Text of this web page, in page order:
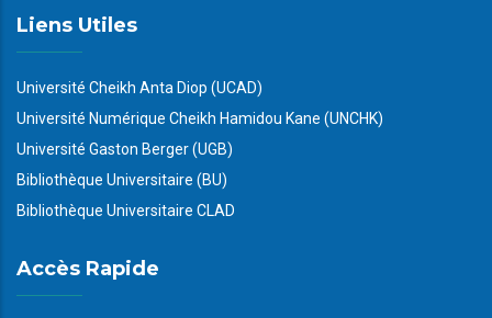
Liens Utiles
Université Cheikh Anta Diop (UCAD)
Université Numérique Cheikh Hamidou Kane (UNCHK)
Université Gaston Berger (UGB)
Bibliothèque Universitaire (BU)
Bibliothèque Universitaire CLAD
Accès Rapide